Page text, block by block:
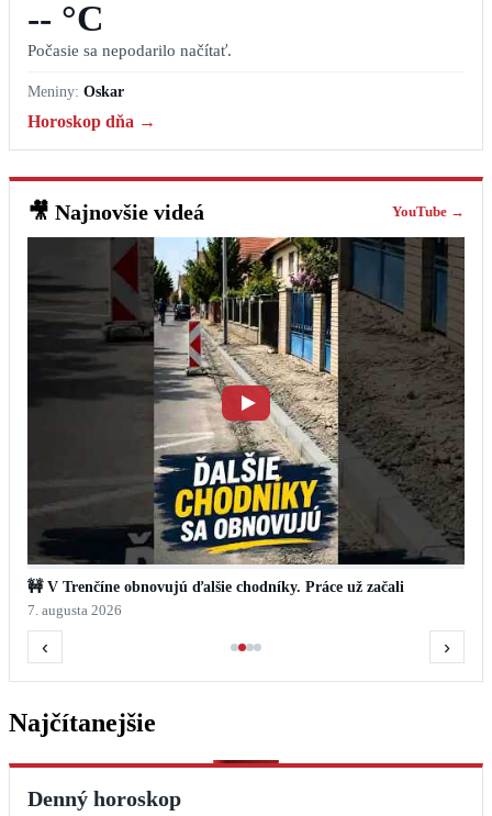
-- °C
Počasie sa nepodarilo načítať.
Meniny: Oskar
Horoskop dňa →
🎥 Najnovšie videá YouTube →
🚧 V Trenčíne obnovujú ďalšie chodníky. Práce už začali
7. augusta 2026
‹ ›
Najčítanejšie
Denný horoskop